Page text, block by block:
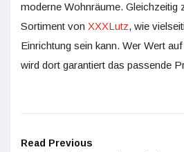
moderne Wohnräume. Gleichzeitig
Sortiment von XXXLutz, wie
Einrichtung sein kann. Wer Wert
wird dort garantiert das passende
Read Previous